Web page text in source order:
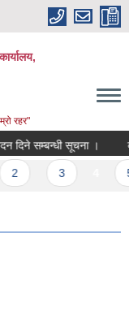
रहर"
सम्बन्धी सूचना ।